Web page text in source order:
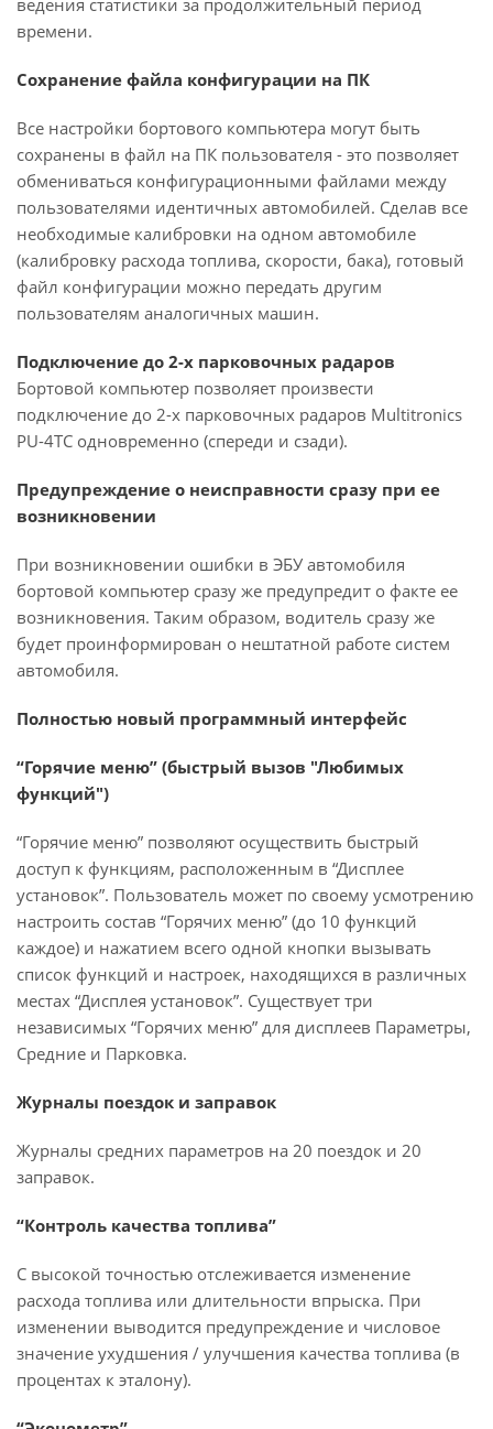
ведения статистики за продолжительный период
времени.
Сохранение файла конфигурации на ПК
Все настройки бортового компьютера могут быть
сохранены в файл на ПК пользователя - это позволяет
обмениваться конфигурационными файлами между
пользователями идентичных автомобилей. Сделав все
необходимые калибровки на одном автомобиле
(калибровку расхода топлива, скорости, бака), готовый
файл конфигурации можно передать другим
пользователям аналогичных машин.
Подключение до 2-х парковочных радаров
Бортовой компьютер позволяет произвести
подключение до 2-х парковочных радаров Multitronics
PU-4TC одновременно (спереди и сзади).
Предупреждение о неисправности сразу при ее
возникновении
При возникновении ошибки в ЭБУ автомобиля
бортовой компьютер сразу же предупредит о факте ее
возникновения. Таким образом, водитель сразу же
будет проинформирован о нештатной работе систем
автомобиля.
Полностью новый программный интерфейс
“Горячие меню” (быстрый вызов "Любимых
функций")
“Горячие меню” позволяют осуществить быстрый
доступ к функциям, расположенным в “Дисплее
установок”. Пользователь может по своему усмотрению
настроить состав “Горячих меню” (до 10 функций
каждое) и нажатием всего одной кнопки вызывать
список функций и настроек, находящихся в различных
местах “Дисплея установок”. Существует три
независимых “Горячих меню” для дисплеев Параметры,
Средние и Парковка.
Журналы поездок и заправок
Журналы средних параметров на 20 поездок и 20
заправок.
“Контроль качества топлива”
С высокой точностью отслеживается изменение
расхода топлива или длительности впрыска. При
изменении выводится предупреждение и числовое
значение ухудшения / улучшения качества топлива (в
процентах к эталону).